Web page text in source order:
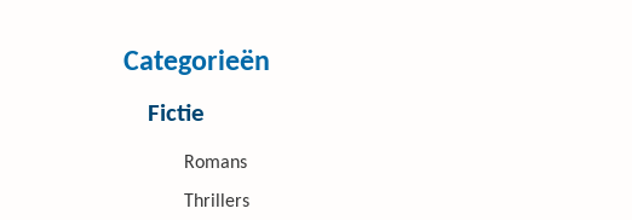
Categorieën
Fictie
Romans
Thrillers